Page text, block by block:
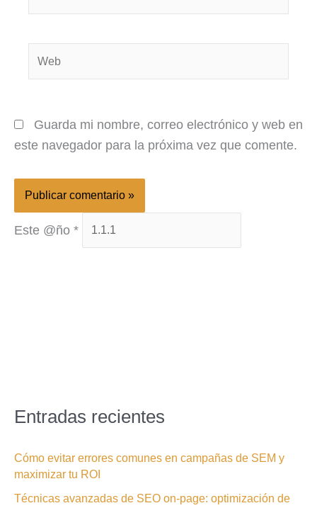
Guarda mi nombre, correo electrónico y web en
este navegador para la próxima vez que comente.
Este @ño *
Entradas recientes
Cómo evitar errores comunes en campañas de SEM y
maximizar tu ROI
Técnicas avanzadas de SEO on-page: optimización de